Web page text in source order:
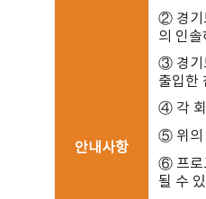
안내사항
② 경기
의 인
③ 경기
출입한
④ 각 회
⑤ 위의
⑥ 프로
될 수